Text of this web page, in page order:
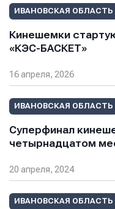
ИВАНОВСКАЯ ОБЛАСТЬ
Кинешемки
«КЭС-БАСКЕТ»
16 апреля, 2026
ИВАНОВСКАЯ ОБЛАСТЬ
Суперфинал
четырнадцатом
20 апреля, 2024
ИВАНОВСКАЯ ОБЛАСТЬ
E-mail
Сообщение
E-mail
Сообщение
E-mail
Телефон
Сообщение